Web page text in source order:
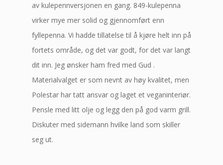
av kulepennversjonen en gang. 849-kulepenna
virker mye mer solid og gjennomført enn
fyllepenna. Vi hadde tillatelse til å kjøre helt inn på
fortets område, og det var godt, for det var langt
dit inn. Jeg ønsker ham fred med Gud .
Materialvalget er som nevnt av høy kvalitet, men
Polestar har tatt ansvar og laget et veganinteriør.
Pensle med litt olje og legg den på god varm grill.
Diskuter med sidemann hvilke land som skiller
seg ut.